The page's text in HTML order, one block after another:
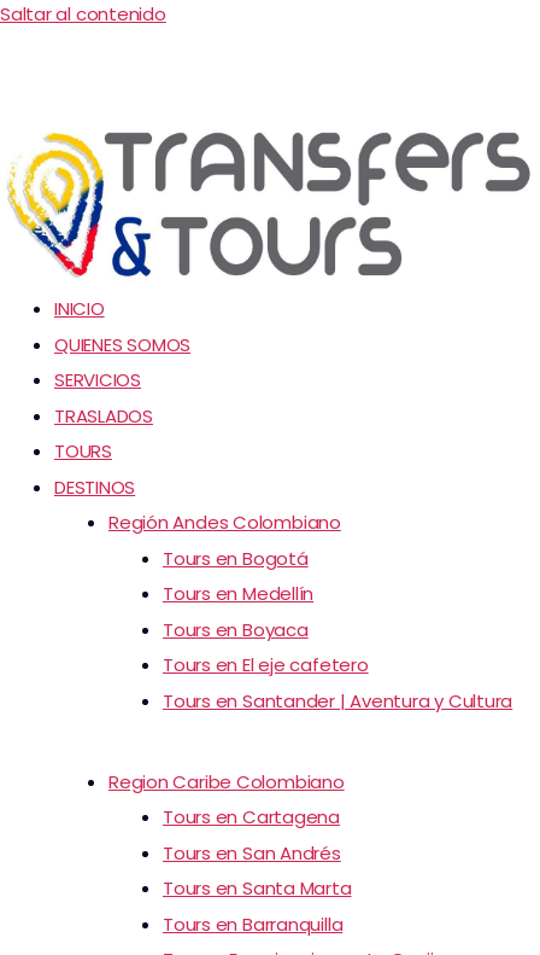
Saltar al contenido
INICIO
QUIENES SOMOS
SERVICIOS
TRASLADOS
TOURS
DESTINOS
Región Andes Colombiano
Tours en Bogotá
Tours en Medellín
Tours en Boyaca
Tours en El eje cafetero
Tours en Santander | Aventura y Cultura
Region Caribe Colombiano
Tours en Cartagena
Tours en San Andrés
Tours en Santa Marta
Tours en Barranquilla